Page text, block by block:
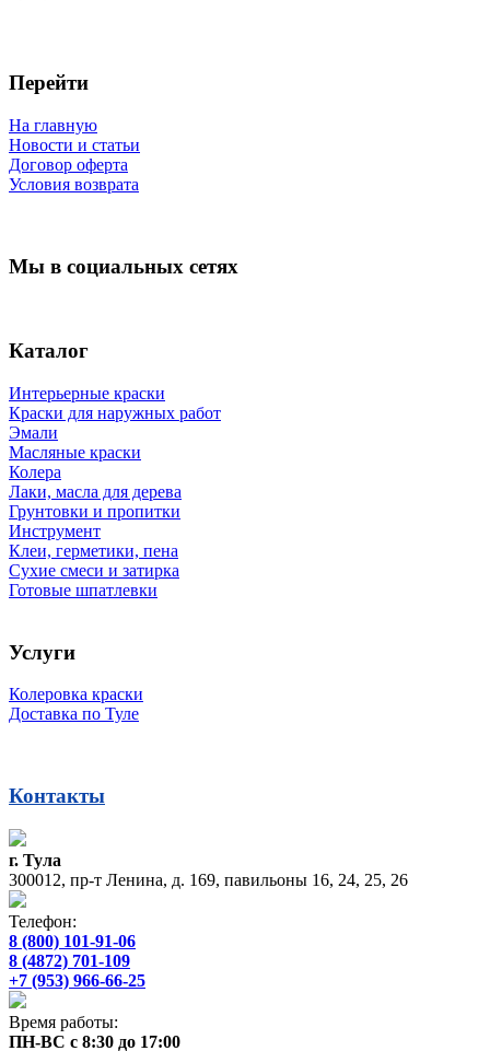
Перейти
На главную
Новости и статьи
Договор оферта
Условия возврата
Мы в социальных сетях
Каталог
Интерьерные краски
Краски для наружных работ
Эмали
Масляные краски
Колера
Лаки, масла для дерева
Грунтовки и пропитки
Инструмент
Клеи, герметики, пена
Сухие смеси и затирка
Готовые шпатлевки
Услуги
Колеровка краски
Доставка по Туле
Контакты
г. Тула
300012, пр-т Ленина, д. 169, павильоны 16, 24, 25, 26
Телефон:
8 (800) 101-91-06
8 (4872) 701-109
+7 (953) 966-66-25
Время работы:
ПН-ВС с 8:30 до 17:00